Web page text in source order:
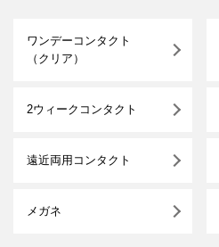
ワンデーコンタクト
（クリア）
2ウィークコンタクト
遠近両用コンタクト
メガネ